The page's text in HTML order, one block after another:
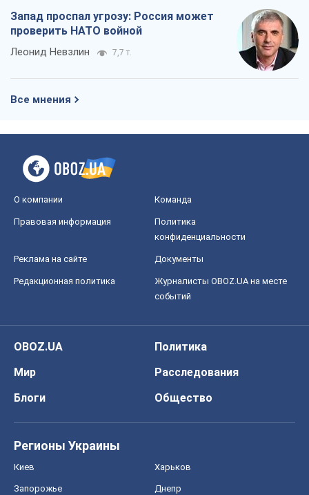
Запад проспал угрозу: Россия может
проверить НАТО войной
Леонид Невзлин 7,7 т.
Все мнения
О компании Команда
Правовая информация
Политика
конфиденциальности
Реклама на сайте Документы
Редакционная политика
Журналисты OBOZ.UA на месте
событий
OBOZ.UA
Политика
Мир
Расследования
Блоги
Общество
Регионы Украины
Киев Харьков
Запорожье Днепр